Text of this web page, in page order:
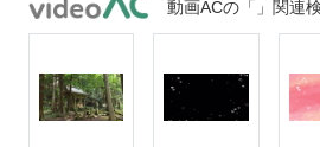
動画ACの「」関連